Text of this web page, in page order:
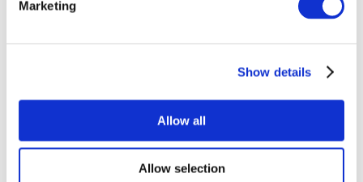
Marketing
Show details
Allow all
Allow selection